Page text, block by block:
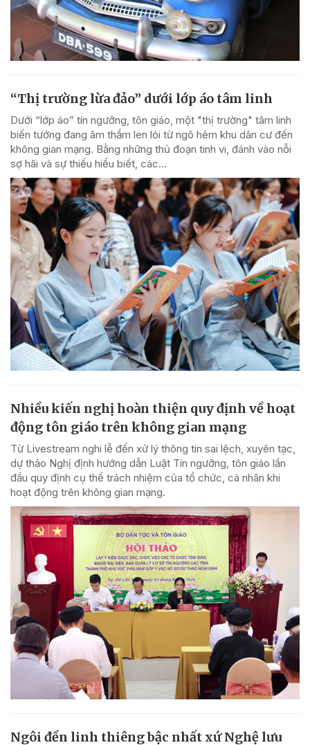
“Thị trường lừa đảo” dưới lớp áo tâm linh
Dưới “lớp áo” tín ngưỡng, tôn giáo, một "thị trường" tâm linh
biến tướng đang âm thầm len lỏi từ ngõ hẻm khu dân cư đến
không gian mạng. Bằng những thủ đoạn tinh vi, đánh vào nỗi
sợ hãi và sự thiếu hiểu biết, các...
Nhiều kiến nghị hoàn thiện quy định về hoạt
động tôn giáo trên không gian mạng
Từ Livestream nghi lễ đến xử lý thông tin sai lệch, xuyên tạc,
dự thảo Nghị định hướng dẫn Luật Tín ngưỡng, tôn giáo lần
đầu quy định cụ thể trách nhiệm của tổ chức, cá nhân khi
hoạt động trên không gian mạng.
Ngôi đền linh thiêng bậc nhất xứ Nghệ lưu